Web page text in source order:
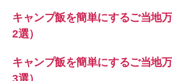
キャンプ飯を簡単にするご当地
2選）
キャンプ飯を簡単にするご当地
3選）